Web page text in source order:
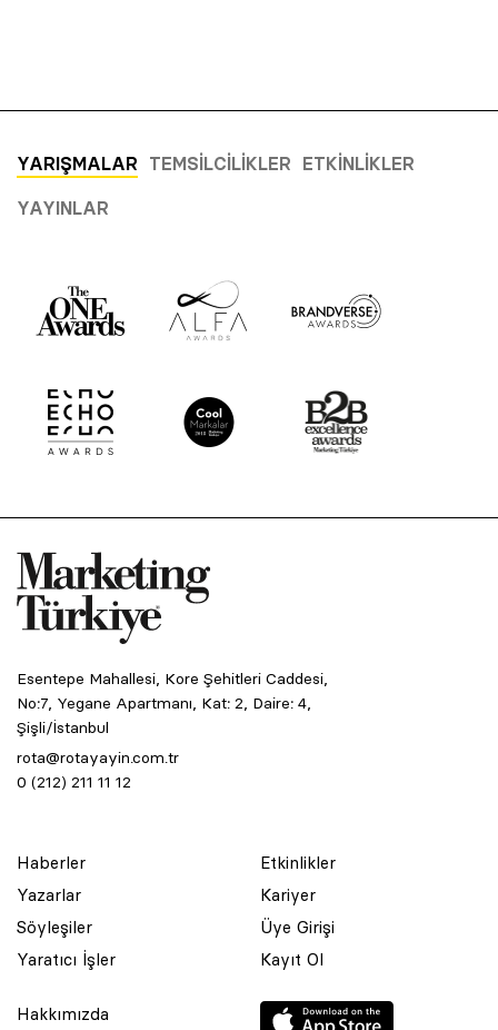
YARIŞMALAR TEMSILCILIKLER ETKINLIKLER
YAYINLAR
Esentepe Mahallesi, Kore Şehitleri Caddesi,
No:7, Yegane Apartmanı, Kat: 2, Daire: 4,
Şişli/İstanbul
rota@rotayayin.com.tr
0 (212) 211 11 12
Haberler
Yazarlar
Söyleşiler
Yaratıcı İşler
Etkinlikler
Kariyer
Üye Girişi
Kayıt Ol
Hakkımızda